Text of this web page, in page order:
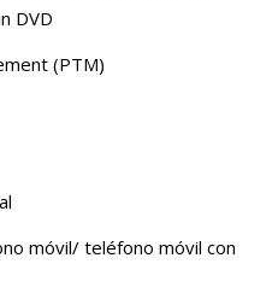
DVD
(PTM)
móvil/ teléfono móvil con